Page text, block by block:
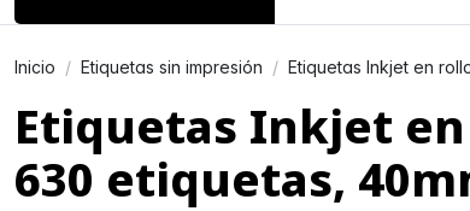
Inicio Etiquetas sin impresión Etiquetas Inkjet en
Etiquetas Inkjet en
630 etiquetas,